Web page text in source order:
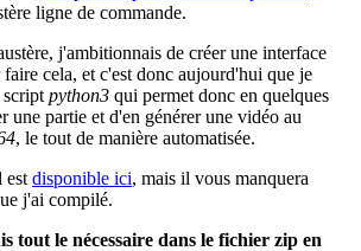
ligne de commande.
j'ambitionnais de créer une interface
cela, et c'est donc aujourd'hui que je
python3 qui permet donc en quelques
une partie et d'en générer une vidéo au
, le tout de manière automatisée.
est disponible ici, mais il vous manquera
j'ai compilé.
tout le nécessaire dans le fichier zip en